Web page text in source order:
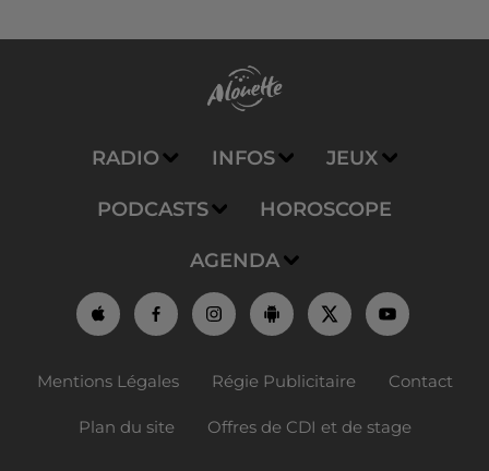
RADIO INFOS JEUX
PODCASTS HOROSCOPE
AGENDA
Mentions Légales Régie Publicitaire Contact
Plan du site Offres de CDI et de stage